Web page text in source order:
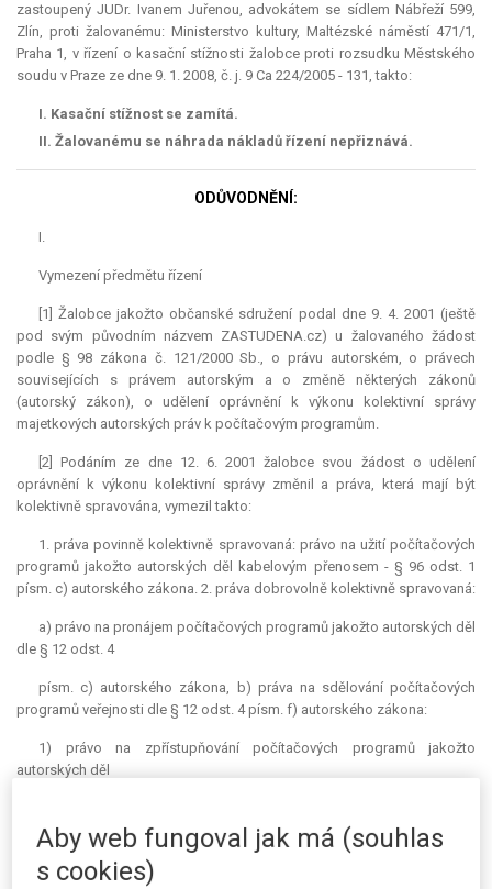
zastoupený JUDr. Ivanem Juřenou, advokátem se sídlem Nábřeží 599,
Zlín, proti žalovanému: Ministerstvo kultury, Maltézské náměstí 471/1,
Praha 1, v řízení o kasační stížnosti žalobce proti rozsudku Městského
soudu v Praze ze dne 9. 1. 2008, č. j. 9 Ca 224/2005 - 131, takto:
I. Kasační stížnost se zamítá.
II. Žalovanému se náhrada nákladů řízení nepřiznává.
ODŮVODNĚNÍ:
I.
Vymezení předmětu řízení
[1] Žalobce jakožto občanské sdružení podal dne 9. 4. 2001 (ještě
pod svým původním názvem ZASTUDENA.cz) u žalovaného žádost
podle § 98 zákona č. 121/2000 Sb., o právu autorském, o právech
souvisejících s právem autorským a o změně některých zákonů
(autorský zákon), o udělení oprávnění k výkonu kolektivní správy
majetkových autorských práv k počítačovým programům.
[2] Podáním ze dne 12. 6. 2001 žalobce svou žádost o udělení
oprávnění k výkonu kolektivní správy změnil a práva, která mají být
kolektivně spravována, vymezil takto:
1. práva povinně kolektivně spravovaná: právo na užití počítačových
programů jakožto autorských děl kabelovým přenosem - § 96 odst. 1
písm. c) autorského zákona. 2. práva dobrovolně kolektivně spravovaná:
a) právo na pronájem počítačových programů jakožto autorských děl
dle § 12 odst. 4
písm. c) autorského zákona, b) práva na sdělování počítačových
programů veřejnosti dle § 12 odst. 4 písm. f) autorského zákona:
1) právo na zpřístupňování počítačových programů jakožto
autorských děl
podle své
vlastní volby, zejména počítačovou nebo obdobnou sítí podle § 18
Aby web fungoval jak má (souhlas
s cookies)